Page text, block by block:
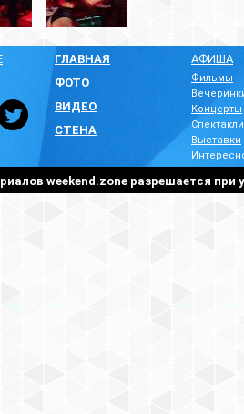
ГЛАВНАЯ
ФОТО
ВИДЕО
СТЕНА
АФИША
Фильмы
Концерты
Спектакли
Выставки
weekend.zone разрешается